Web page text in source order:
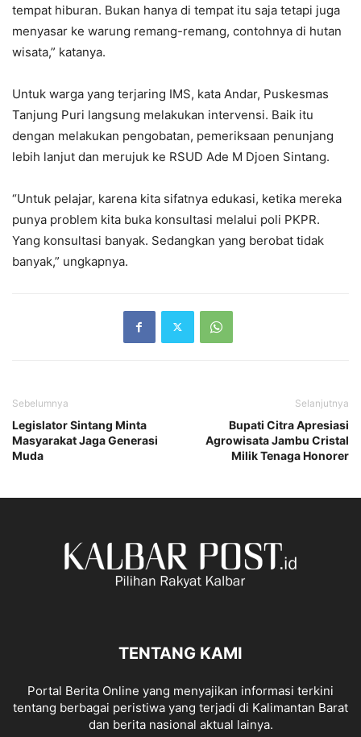
tempat hiburan. Bukan hanya di tempat itu saja tetapi juga
menyasar ke warung remang-remang, contohnya di hutan
wisata,” katanya.
Untuk warga yang terjaring IMS, kata Andar, Puskesmas
Tanjung Puri langsung melakukan intervensi. Baik itu
dengan melakukan pengobatan, pemeriksaan penunjang
lebih lanjut dan merujuk ke RSUD Ade M Djoen Sintang.
“Untuk pelajar, karena kita sifatnya edukasi, ketika mereka
punya problem kita buka konsultasi melalui poli PKPR.
Yang konsultasi banyak. Sedangkan yang berobat tidak
banyak,” ungkapnya.
Sebelumnya
Legislator Sintang Minta
Masyarakat Jaga Generasi
Muda
Selanjutnya
Bupati Citra Apresiasi
Agrowisata Jambu Cristal
Milik Tenaga Honorer
TENTANG KAMI
Portal Berita Online yang menyajikan informasi terkini
tentang berbagai peristiwa yang terjadi di Kalimantan Barat
dan berita nasional aktual lainya.